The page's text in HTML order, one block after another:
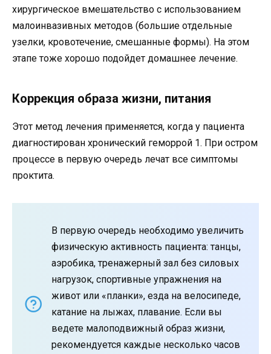
хирургическое вмешательство с использованием
малоинвазивных методов (большие отдельные
узелки, кровотечение, смешанные формы). На этом
этапе тоже хорошо подойдет домашнее лечение.
Коррекция образа жизни, питания
Этот метод лечения применяется, когда у пациента
диагностирован хронический геморрой 1. При остром
процессе в первую очередь лечат все симптомы
проктита.
В первую очередь необходимо увеличить
физическую активность пациента: танцы,
аэробика, тренажерный зал без силовых
нагрузок, спортивные упражнения на
живот или «планки», езда на велосипеде,
катание на лыжах, плавание. Если вы
ведете малоподвижный образ жизни,
рекомендуется каждые несколько часов